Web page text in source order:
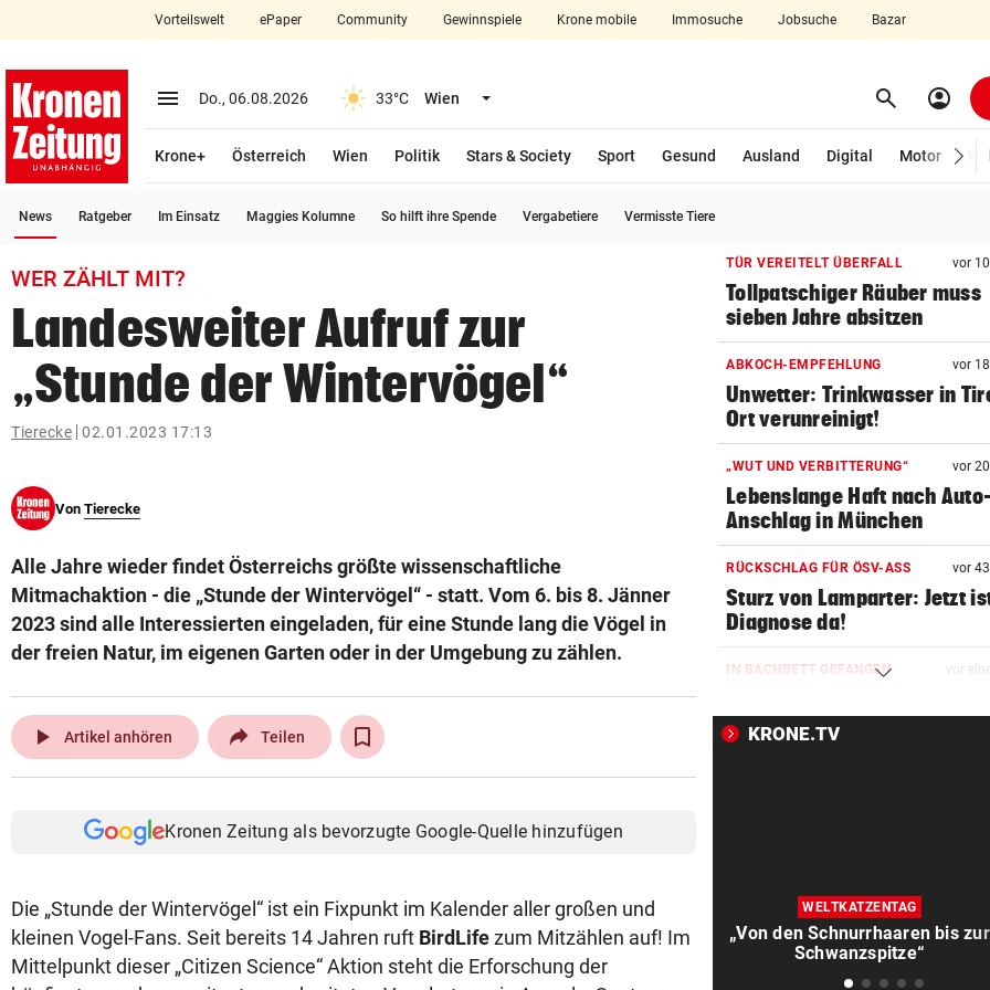
closeSchließen
account_circle Anmelden
arrow_right
pin_drop
search
Suchbegriff
eingeben
© Krone Multimedia GmbH & Co KG 2026
Vorteilswelt ePaper Community Gewinnspiele Krone mobile Immosuche Jobsuche Bazar
menu Menü aufklappen
Do., 06.08.2026 33°C Wien Menü aufklappen search Suchen
account_circle
Krone+ Österreich Wien Politik Stars & Society Sport Gesund Ausland Digital Motor
News Ratgeber Im Einsatz Maggies Kolumne So hilft ihre Spende Vergabetiere Vermisste Tiere
WER ZÄHLT MIT?
Landesweiter Aufruf zur
„Stunde der Wintervögel“
Tierecke 02.01.2023 17:13
Von Tierecke
Alle Jahre wieder findet Österreichs größte wissenschaftliche
Mitmachaktion - die „Stunde der Wintervögel“ - statt. Vom 6. bis 8. Jänner
2023 sind alle Interessierten eingeladen, für eine Stunde lang die Vögel in
der freien Natur, im eigenen Garten oder in der Umgebung zu zählen.
play_arrow Artikel anhören Teilen
Kronen Zeitung als bevorzugte Google-Quelle hinzufügen
Die „Stunde der Wintervögel“ ist ein Fixpunkt im Kalender aller großen und
kleinen Vogel-Fans. Seit bereits 14 Jahren ruft BirdLifezum Mitzählen auf! Im
Mittelpunkt dieser „Citizen Science“ Aktion steht die Erforschung der
TÜR VEREITELT ÜBERFALL vor
Tollpatschiger Räuber muss
sieben Jahre absitzen
ABKOCH-EMPFEHLUNG vor
Unwetter: Trinkwasser in
Ort verunreinigt!
„WUT UND VERBITTERUNG“ vor
Lebenslange Haft nach
Anschlag in München
RÜCKSCHLAG FÜR ÖSV-ASS vor
Sturz von Lamparter: Jetzt
Diagnose da!
IN BACHBETT GEFANGEN vor
verletztem Wanderer
vor
vor
Was die Austria heute in
Rumänien erwartet
KRONE.TV
WELTKATZENTAG
„Von den Schnurrhaaren bis zur
Schwanzspitze“